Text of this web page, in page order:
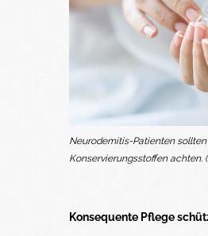
Neurodemitis-Patienten
Konservierungsstoffen achten.
Konsequente Pflege